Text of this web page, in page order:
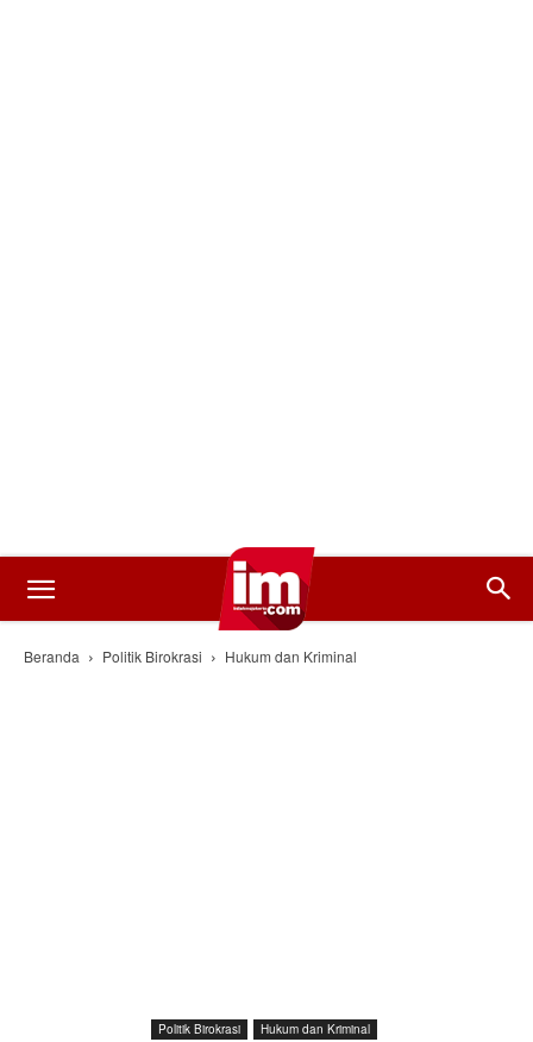
Beranda Politik Birokrasi Hukum dan Kriminal
Politik Birokrasi Hukum dan Kriminal